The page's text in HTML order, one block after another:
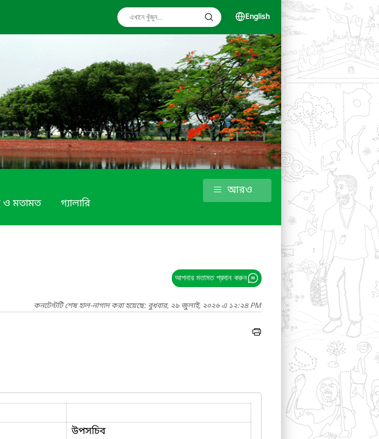
English
ও মতামত গ্যালারি
আরও
আপনার মতামত প্রদান করুন
কনটেন্টটি শেষ হাল-নাগাদ করা হয়েছে: বুধবার, ২৯ জুলাই, ২০২৬ এ ১২:২৪ PM
উপসচিব